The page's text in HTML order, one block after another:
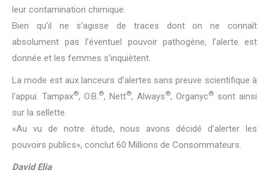
leur contamination chimique.
Bien qu’il ne s’agisse de traces dont on ne connaît
absolument pas l’éventuel pouvoir pathogène, l’alerte est
donnée et les femmes s’inquiètent.
La mode est aux lanceurs d’alertes sans preuve scientifique à
l’appui. Tampax®, O.B.®, Nett®, Always®, Organyc® sont ainsi
sur la sellette.
«Au vu de notre étude, nous avons décidé d’alerter les
pouvoirs publics», conclut 60 Millions de Consommateurs.
David Elia